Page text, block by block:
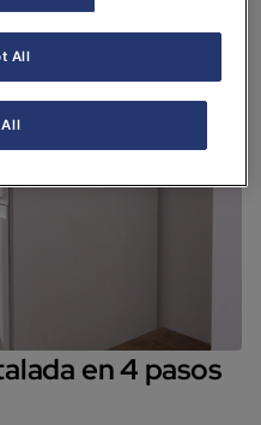
en 4 pasos
All